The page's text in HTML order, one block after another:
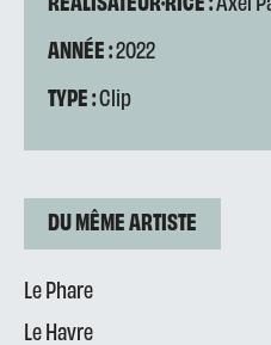
ANNÉE :2022
TYPE :Clip
DU MÊME ARTISTE
Le Phare
Le Havre